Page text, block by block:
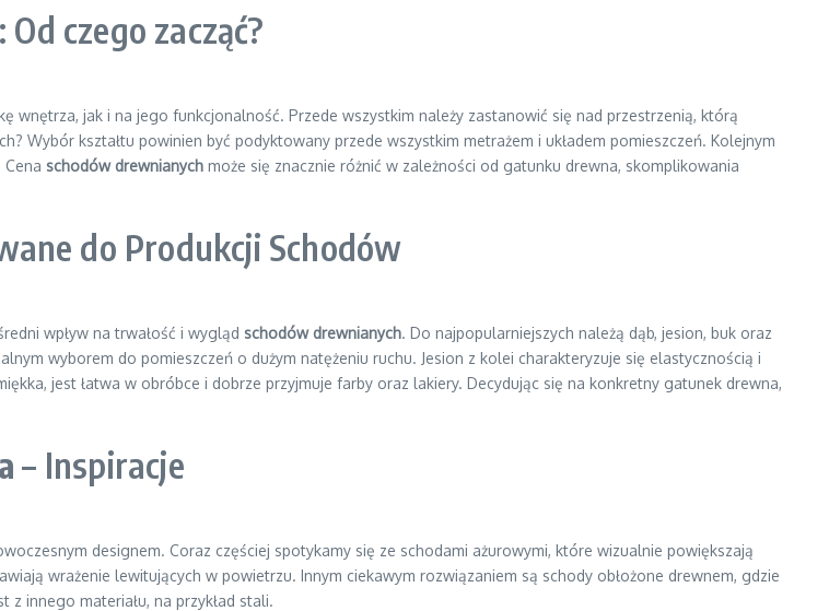
: Od czego zacząć?
wnętrza, jak i na jego funkcjonalność. Przede wszystkim należy zastanowić się nad przestrzenią, którą
Wybór kształtu powinien być podyktowany przede wszystkim metrażem i układem pomieszczeń. Kolejnym
schodów drewnianych może się znacznie różnić w zależności od gatunku drewna, skomplikowania
do Produkcji Schodów
wpływ na trwałość i wygląd schodów drewnianych. Do najpopularniejszych należą dąb, jesion, buk oraz
wyborem do pomieszczeń o dużym natężeniu ruchu. Jesion z kolei charakteryzuje się elastycznością i
jest łatwa w obróbce i dobrze przyjmuje farby oraz lakiery. Decydując się na konkretny gatunek drewna,
– Inspiracje
designem. Coraz częściej spotykamy się ze schodami ażurowymi, które wizualnie powiększają
wrażenie lewitujących w powietrzu. Innym ciekawym rozwiązaniem są schody obłożone drewnem, gdzie
innego materiału, na przykład stali.